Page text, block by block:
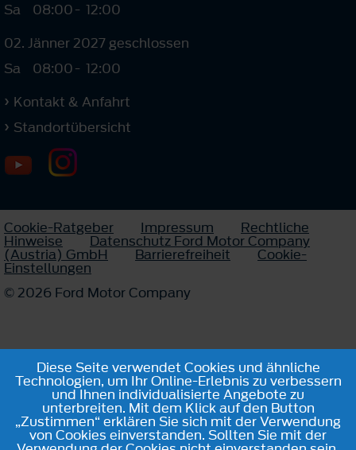
Sa
08:00- 12:00
02. Jänner 2027 geschlossen
Sa
08:00- 12:00
Kontakt & Anfahrt
Standortübersicht
Cookie-Ratgeber Impressum Rechtliche
Hinweise Datenschutz Ford Motor Company
(Austria) GmbH Barrierefreiheit Cookie-
Einstellungen
© 2026 Ford Motor Company
Diese Seite verwendet Cookies und ähnliche
Technologien, um Ihr Online-Erlebnis zu verbessern
und Ihnen individualisierte Angebote zu
unterbreiten. Mit dem Klick auf den Button
„Zustimmen“ erklären Sie sich mit der Verwendung
von Cookies einverstanden. Sollten Sie mit der